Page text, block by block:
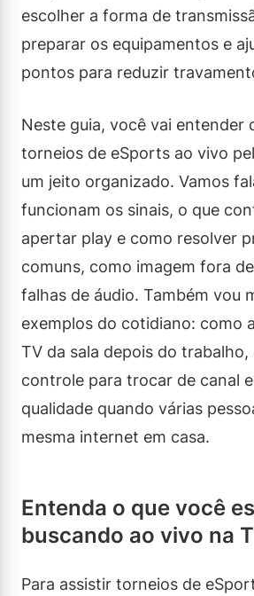
escolher a forma de
preparar os equipamentos e
pontos para reduzir
Neste guia, você vai entender
torneios de eSports ao vivo
um jeito organizado. Vamos
funcionam os sinais, o que
apertar play e como resolver
comuns, como imagem fora
falhas de áudio. Também vou
exemplos do cotidiano: como
TV da sala depois do trabalho,
controle para trocar de canal
qualidade quando várias
mesma internet em casa.
Entenda o que você
buscando ao vivo na
Para assistir torneios de